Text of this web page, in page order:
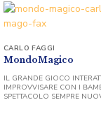
MondoMagico
CARLO FAGGI
IL GRANDE GIOCO
IMPROVVISARE CON I
SPETTACOLO SEMPRE